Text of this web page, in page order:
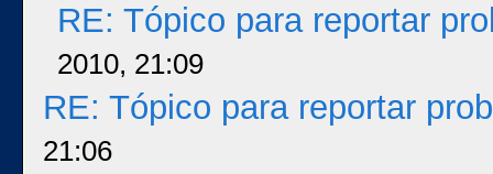
RE: Tópico para reportar
2010, 21:09
RE: Tópico para reportar
21:06